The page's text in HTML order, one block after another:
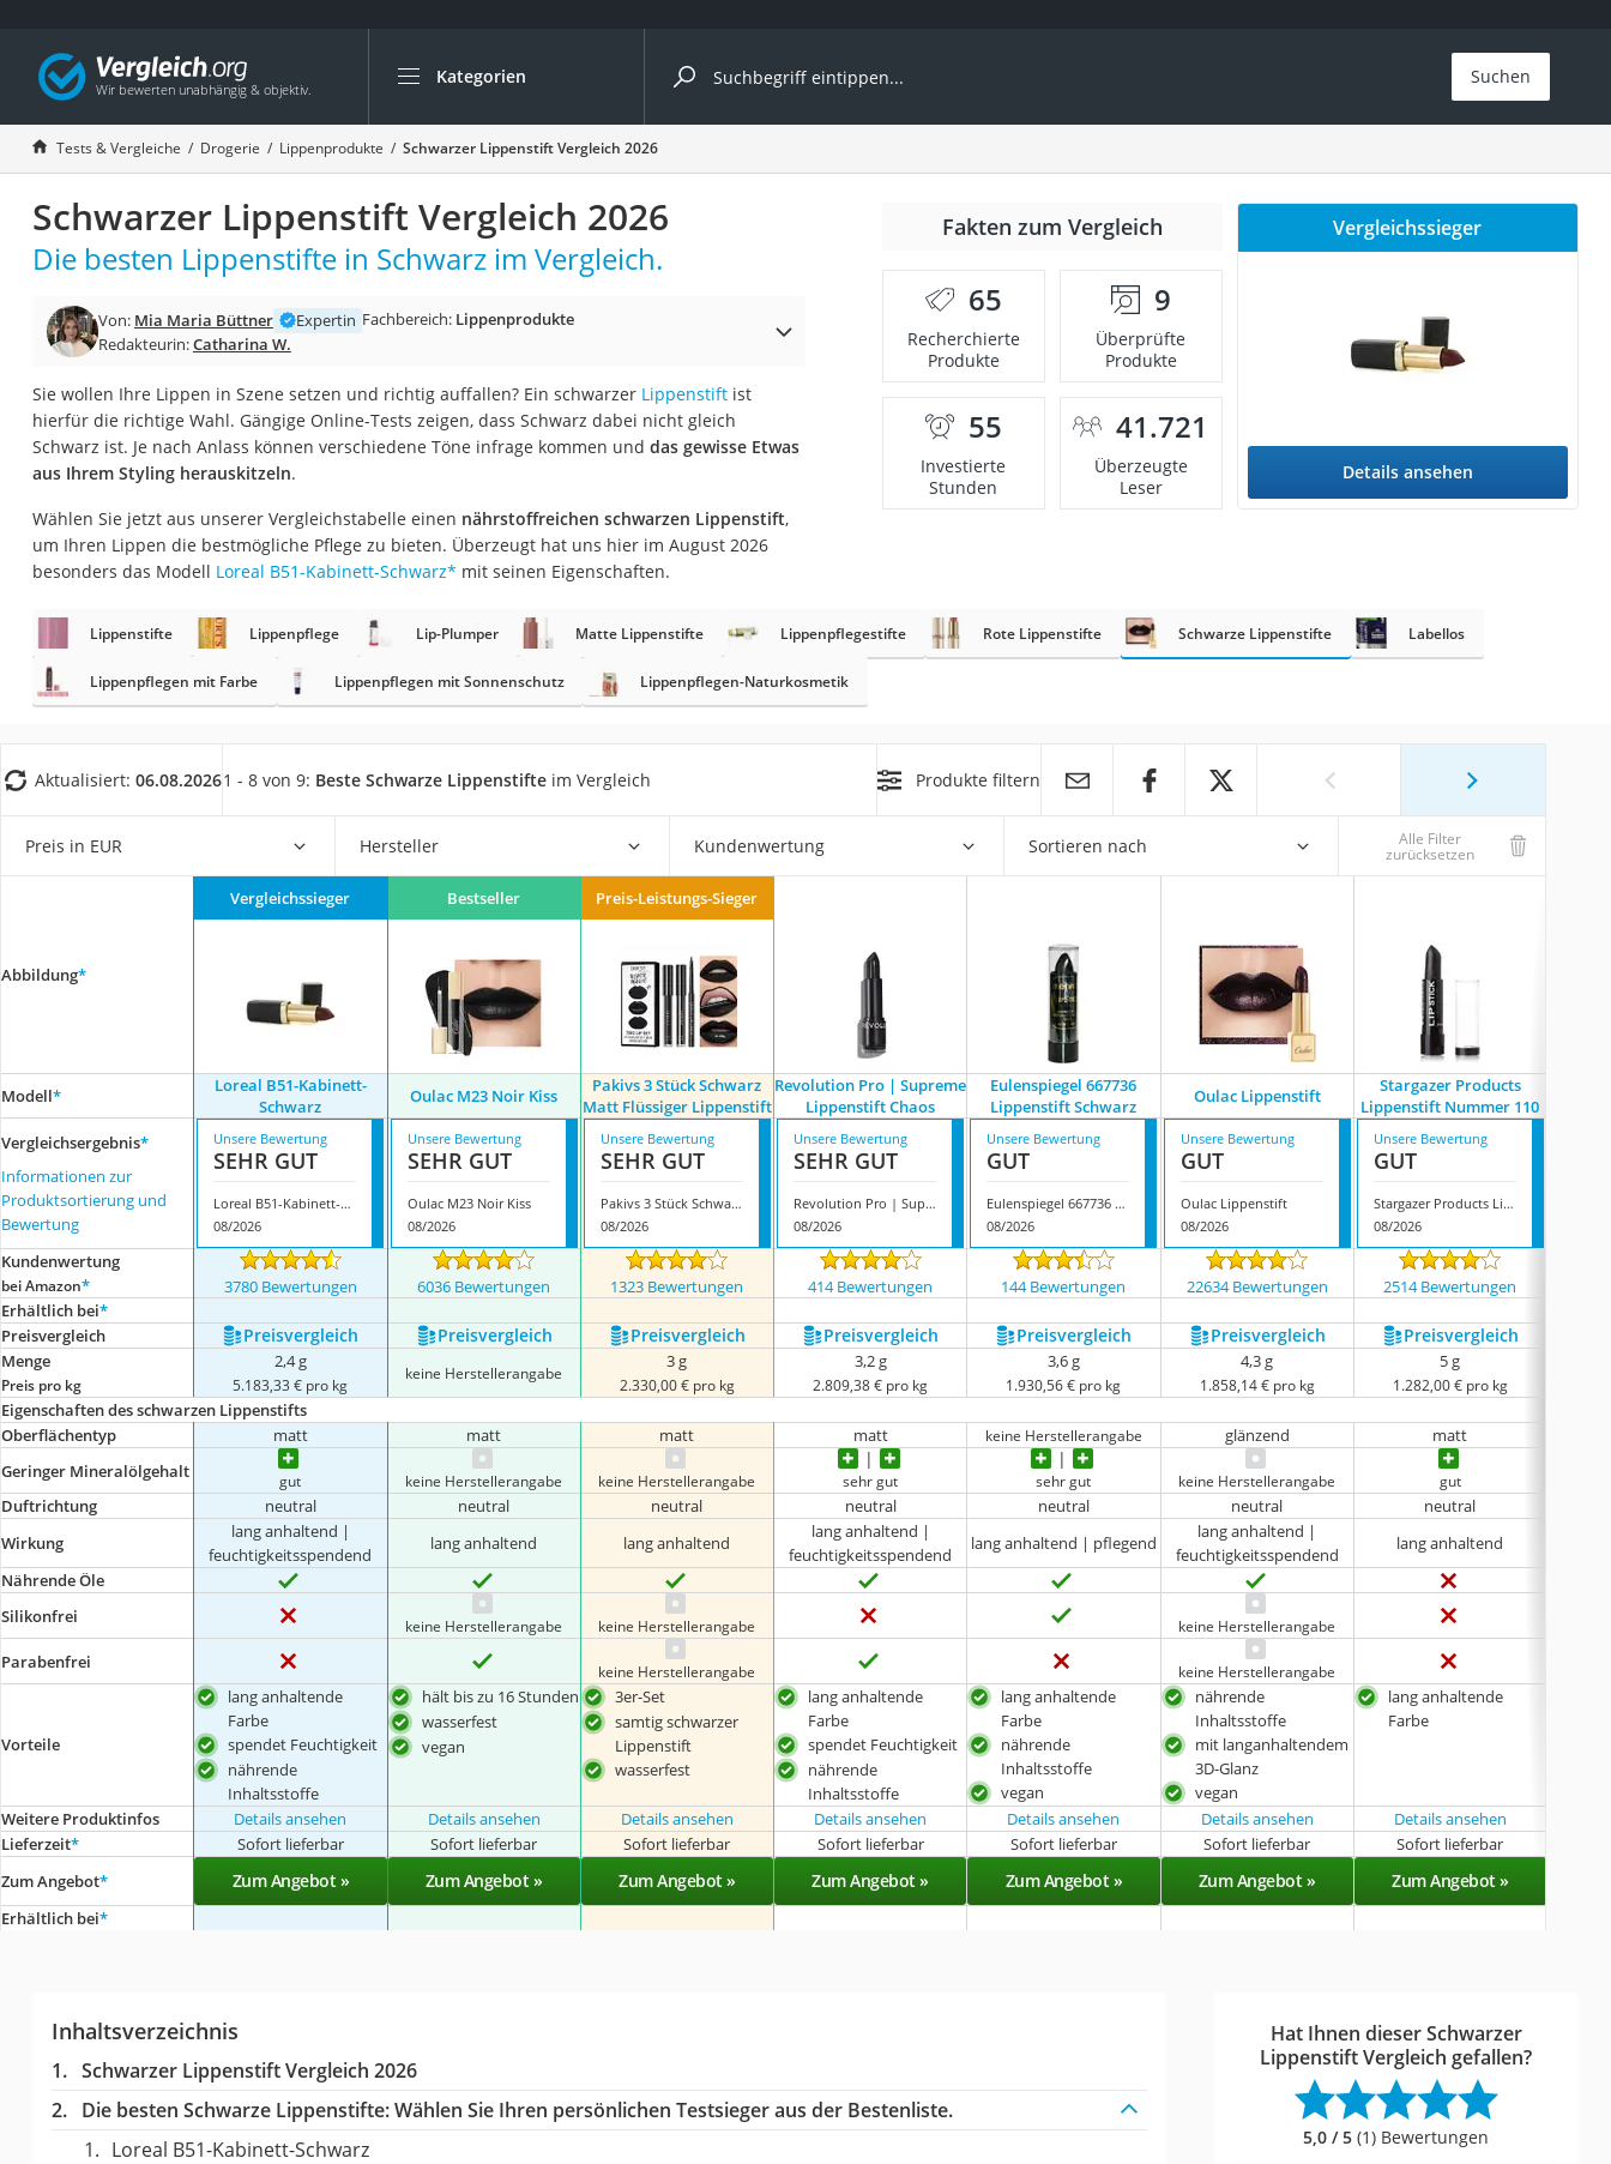
Kategorien
Die beliebtesten Vergleiche nach Kategorie
Drogerie
Inhalator
Haarschneider
Rollator
Katzenklappe (Chip)
Masturbator
Massagepistole
Reisehaartrockner
Eiweißpulver
Katzenklappe
Nackenmassagegerät
Zeckenschutz Katze
Philips-Sonicare-Zahnbürste
Mineralfutter Pferd
Massagegerät
Suchen
Tests & Vergleiche Drogerie Lippenprodukte Schwarzer Lippenstift Vergleich 2026
Schwarzer Lippenstift Vergleich 2026
Die besten Lippenstifte in Schwarz im Vergleich.
Von: Mia Maria Büttner Expertin Fachbereich: Lippenprodukte
Redakteurin:Catharina W.
Sie wollen Ihre Lippen in Szene setzen und richtig auffallen? Ein schwarzer Lippenstiftist
hierfür die richtige Wahl. Gängige Online-Tests zeigen, dass Schwarz dabei nicht gleich
Schwarz ist. Je nach Anlass können verschiedene Töne infrage kommen und das gewisse Etwas
aus Ihrem Styling herauskitzeln.
Wählen Sie jetzt aus unserer Vergleichstabelle einen nährstoffreichen schwarzen Lippenstift,
um Ihren Lippen die bestmögliche Pflege zu bieten. Überzeugt hat uns hier im August 2026
besonders das Modell Loreal B51-Kabinett-Schwarz* mit seinen Eigenschaften.
Fakten zum Vergleich
65
Recherchierte
Produkte
9
Überprüfte
Produkte
55
Investierte
Stunden
41.721
Überzeugte
Leser
Vergleichssieger
Details ansehen
Lippenstifte Lippenpflege Lip-Plumper Matte Lippenstifte Lippenpflegestifte Rote Lippenstifte Schwarze Lippenstifte Labellos
Lippenpflegen mit Farbe Lippenpflegen mit Sonnenschutz Lippenpflegen-Naturkosmetik
Aktualisiert: 06.08.20261 - 8 von 9: Beste Schwarze Lippenstifte im Vergleich Produkte filtern
Preis in EUR Hersteller Kundenwertung Sortieren nach Alle Filter
zurücksetzen
Abbildung*
Vergleichssieger Bestseller Preis-Leistungs-Sieger
Modell*
Loreal B51-Kabinett-
Schwarz
Oulac M23 Noir Kiss
Pakivs 3 Stück Schwarz
Matt Flüssiger Lippenstift
Revolution Pro | Supreme
Lippenstift Chaos
Eulenspiegel 667736
Lippenstift Schwarz
Oulac Lippenstift
Stargazer Products
Lippenstift Nummer 110
Vergleichsergebnis*
Informationen zur
Produktsortierung und
Bewertung
Unsere Bewertung
SEHR GUT
Loreal B51-Kabinett-Schwarz
08/2026
Unsere Bewertung
SEHR GUT
Oulac M23 Noir Kiss
08/2026
Unsere Bewertung
SEHR GUT
Pakivs 3 Stück Schwarz Matt Flüssiger Lippenstift
08/2026
Unsere Bewertung
SEHR GUT
Revolution Pro | Supreme Lippenstift Chaos
08/2026
Unsere Bewertung
GUT
Eulenspiegel 667736 Lippenstift Schwarz
08/2026
Unsere Bewertung
GUT
Oulac Lippenstift
08/2026
Unsere Bewertung
GUT
Stargazer Products Lippenstift Nummer 110
08/2026
Kundenwertung
bei Amazon* 3780 Bewertungen 6036 Bewertungen 1323 Bewertungen 414 Bewertungen 144 Bewertungen 22634 Bewertungen 2514 Bewertungen
Erhältlich bei*
Preis­vergleich
Preis­vergleich Preis­vergleich Preis­vergleich Preis­vergleich Preis­vergleich Preis­vergleich Preis­vergleich
Menge
Preis pro kg
2,4 g
5.183,33 € pro kg
keine Herstellerangabe
3 g
2.330,00 € pro kg
3,2 g
2.809,38 € pro kg
3,6 g
1.930,56 € pro kg
4,3 g
1.858,14 € pro kg
5 g
1.282,00 € pro kg
Eigenschaften des schwarzen Lippenstifts
Oberflächentyp
matt matt matt matt keine Herstellerangabe glänzend
matt
Geringer Mineralölgehalt
gut keine Herstellerangabe keine Herstellerangabe sehr gut sehr gut keine Herstellerangabe gut
Duftrichtung neutral neutral neutral neutral neutral neutral
neutral
Wirkung
lang anhaltend |
feuchtigkeitsspendend
lang anhaltend lang anhaltend
lang anhaltend |
feuchtigkeitsspendend
lang anhaltend | pflegend
lang anhaltend |
feuchtigkeitsspendend
lang anhaltend
Nährende Öle
Silikonfrei
keine Herstellerangabe keine Herstellerangabe keine Herstellerangabe
Parabenfrei keine Herstellerangabe keine Herstellerangabe
Vorteile
lang anhaltende
Farbe
spendet Feuchtigkeit
nährende
Inhaltsstoffe
hält bis zu 16 Stunden
wasserfest
vegan
3er-Set
samtig schwarzer
Lippenstift
wasserfest
lang anhaltende
Farbe
spendet Feuchtigkeit
nährende
Inhaltsstoffe
lang anhaltende
Farbe
nährende
Inhaltsstoffe
vegan
nährende
Inhaltsstoffe
mit langanhaltendem
3D-Glanz
vegan
lang anhaltende
Farbe
Weitere Produktinfos Details ansehen Details ansehen Details ansehen Details ansehen Details ansehen Details ansehen
Details ansehen
Lieferzeit* Sofort lieferbar Sofort lieferbar Sofort lieferbar Sofort lieferbar Sofort lieferbar Sofort lieferbar Sofort lieferbar
Zum Angebot* Zum Angebot » Zum Angebot » Zum Angebot » Zum Angebot » Zum Angebot » Zum Angebot » Zum Angebot »
Erhältlich bei*
Inhaltsverzeichnis
Schwarzer Lippenstift Vergleich 2026
Die besten Schwarze Lippenstifte:Wählen Sie Ihren persönlichen Testsieger aus der Bestenliste.
Loreal B51-Kabinett-Schwarz
Hat Ihnen dieser Schwarzer
Lippenstift Vergleich gefallen?
5,0 / 5 (1) Bewertungen